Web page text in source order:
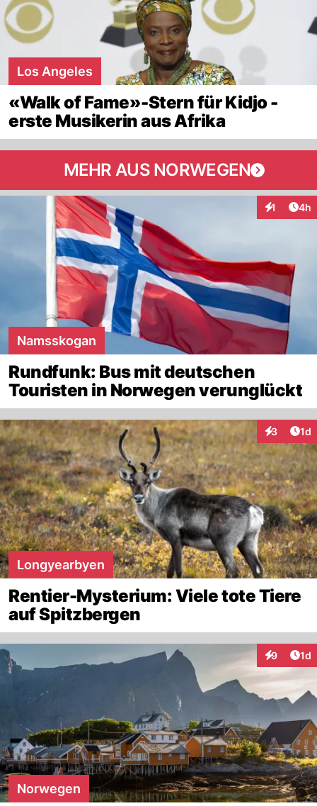
Los Angeles
«Walk of Fame»-Stern für Kidjo -
erste Musikerin aus Afrika
MEHR AUS NORWEGEN
1 4h
Namsskogan
Rundfunk: Bus mit deutschen
Touristen in Norwegen verunglückt
3 1d
Longyearbyen
Rentier-Mysterium: Viele tote Tiere
auf Spitzbergen
9 1d
Norwegen